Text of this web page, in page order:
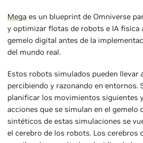
Mega es un blueprint de Omniverse
y optimizar flotas de robots e IA física
gemelo digital antes de la
del mundo real.
Estos robots simulados pueden llevar
percibiendo y razonando en entornos.
planificar los movimientos siguientes
acciones que se simulan en el gemelo
sintéticos de estas simulaciones se
el cerebro de los robots. Los cerebros